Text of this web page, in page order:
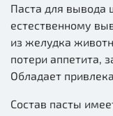
Паста для вывода
естественному
из желудка
потери аппетита,
Обладает
Состав пасты